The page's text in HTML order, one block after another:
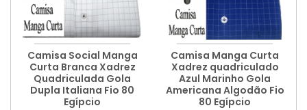
Camisa Social Manga
Curta Branca Xadrez
Quadriculada Gola
Dupla Italiana Fio 80
Egípcio
Camisa Manga Curta
Xadrez quadriculado
Azul Marinho Gola
Americana Algodão Fio
80 Egípcio